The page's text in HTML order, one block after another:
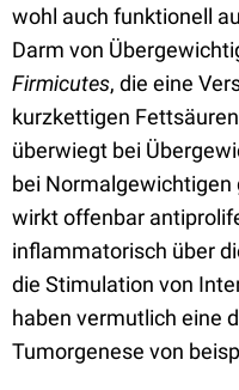
wohl auch funktionell
Darm von
Firmicutes, die eine
kurzkettigen
überwiegt bei
bei
wirkt offenbar
inflammatorisch über
die Stimulation von
haben vermutlich eine
Tumorgenese von